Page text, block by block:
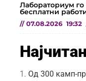
Лабораториум го
бесплатни
// 07.08.2026 19:32
Од 300 камп-